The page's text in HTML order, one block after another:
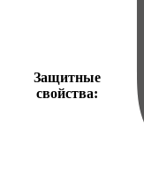
Защитные
свойства: